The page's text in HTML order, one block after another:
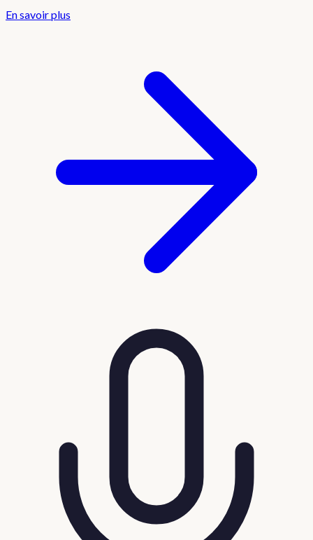
En savoir plus